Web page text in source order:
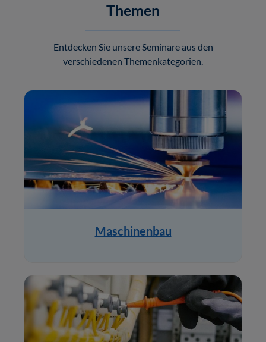
Themen
Entdecken Sie unsere Seminare aus den
verschiedenen Themenkategorien.
Maschinenbau